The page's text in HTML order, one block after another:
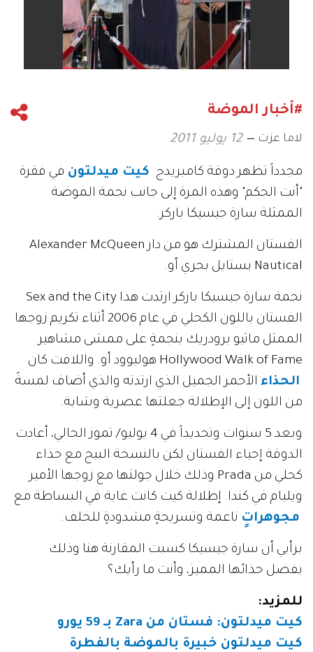
#أخبار الموضة
لاما عزت 12 يوليو 2011
مجدداً تظهر دوقة كامبريدج كيت ميدلتون في فقرة
"أنت الحكم" وهذه المرة إلى جانب نجمة الموضة
الممثلة سارة جيسيكا باركر.
الفستان المشترك هو من دارAlexander McQueen
بستايل بحري أو Nautical.
نجمة سارة جيسيكا باركر ارتدت هذا
الفستان باللون الكحلي في عام 2006 أثناء تكريم زوجها
الممثل ماثيو برودريك بنجمةٍ على ممشى مشاهير
هوليوود أو Hollywood Walk of Fame.
واللافت كان
الحذاء الأحمر الجميل الذي ارتدته والذي أضاف لمسةً
من اللون إلى الإطلالة جعلتها عصرية وشابة.
وبعد 5 سنوات وتحديداً في 4 يوليو/ تموز الحالي، أعادت
الدوقة إحياء الفستان لكن بالنسخة البيج مع حذاء
كحلي من
وذلك خلال جولتها مع زوجها الأمير
ويليام في كندا. إطلالة كيت كانت غاية في البساطة مع
مجوهراتٍ ناعمة وتسريحةٍ مشدودةٍ للخلف .
برأيي أن سارة جيسيكا كسبت المقارنة هنا وذلك
بفضل حذائها المميز، وأنت ما رأيك؟
للمزيد:
كيت ميدلتون: فستان من Zara بـ 59 يورو
كيت ميدلتون خبيرة بالموضة بالفطرة